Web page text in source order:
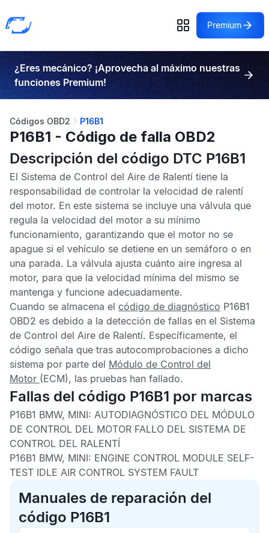
Premium
¿Eres mecánico? ¡Aprovecha al máximo nuestras
funciones Premium!
Códigos OBD2 P16B1
P16B1 - Código de falla OBD2
Descripción del código DTC P16B1
El Sistema de Control del Aire de Ralentí tiene la
responsabilidad de controlar la velocidad de ralentí
del motor. En este sistema se incluye una válvula que
regula la velocidad del motor a su mínimo
funcionamiento, garantizando que el motor no se
apague si el vehículo se detiene en un semáforo o en
una parada. La válvula ajusta cuánto aire ingresa al
motor, para que la velocidad mínima del mismo se
mantenga y funcione adecuadamente.
Cuando se almacena el código de diagnóstico P16B1
OBD2 es debido a la detección de fallas en el Sistema
de Control del Aire de Ralentí. Específicamente, el
código señala que tras autocomprobaciones a dicho
sistema por parte del Módulo de Control del
Motor (ECM), las pruebas han fallado.
Fallas del código P16B1 por marcas
P16B1 BMW, MINI: AUTODIAGNÓSTICO DEL MÓDULO
DE CONTROL DEL MOTOR FALLO DEL SISTEMA DE
CONTROL DEL RALENTÍ
P16B1 BMW, MINI: ENGINE CONTROL MODULE SELF-
TEST IDLE AIR CONTROL SYSTEM FAULT
Manuales de reparación del
código P16B1